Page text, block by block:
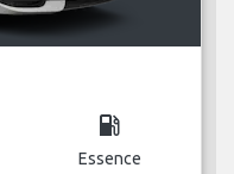
local_gas_station
Essence